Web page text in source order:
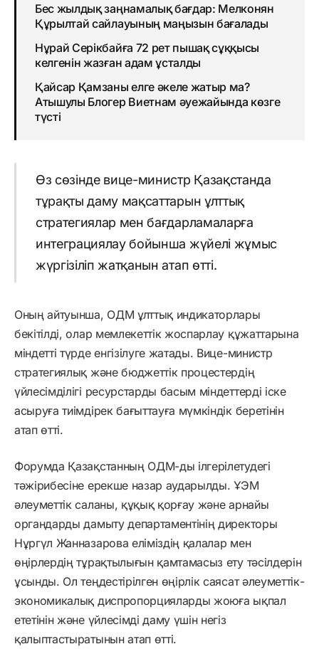
Бес жылдық заңнамалық бағдар: Мелконян
Құрылтай сайлауының маңызын бағалады
Нұрай Серікбайға 72 рет пышақ сұққысы
келгенін жазған адам ұсталды
Қайсар Қамзаны елге әкеле жатыр ма?
Атышулы Блогер Виетнам әуежайында көзге
түсті
Өз сөзінде вице-министр Қазақстанда
тұрақты даму мақсаттарын ұлттық
стратегиялар мен бағдарламаларға
интеграциялау бойынша жүйелі жұмыс
жүргізіліп жатқанын атап өтті.
Оның айтуынша, ОДМ ұлттық индикаторлары
бекітілді, олар мемлекеттік жоспарлау құжаттарына
міндетті түрде енгізілуге жатады. Вице-министр
стратегиялық және бюджеттік процестердің
үйлесімділігі ресурстарды басым міндеттерді іске
асыруға тиімдірек бағыттауға мүмкіндік беретінін
атап өтті.
Форумда Қазақстанның ОДМ-ды ілгерілетудегі
тәжірибесіне ерекше назар аударылды. ҰЭМ
әлеуметтік саланы, құқық қорғау және арнайы
органдарды дамыту департаментінің директоры
Нұргүл Жанназарова еліміздің қалалар мен
өңірлердің тұрақтылығын қамтамасыз ету тәсілдерін
ұсынды. Ол теңдестірілген өңірлік саясат әлеуметтік-
экономикалық диспропорцияларды жоюға ықпал
ететінін және үйлесімді даму үшін негіз
қалыптастыратынын атап өтті.